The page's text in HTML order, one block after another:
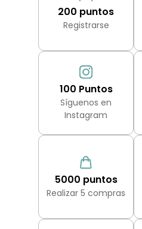
200 puntos
Registrarse
100 Puntos
Síguenos en
Instagram
5000 puntos
Realizar 5 compras